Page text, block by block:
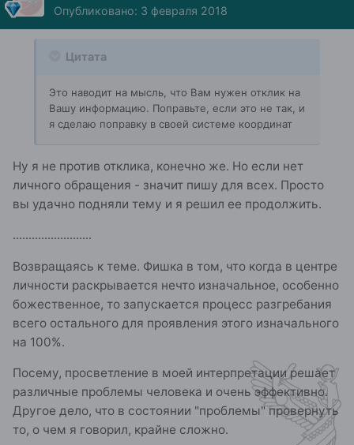
Опубликовано: 3 февраля 2018
Цитата
Это наводит на мысль, что Вам нужен отклик на
Вашу информацию. Поправьте, если это не так, и
я сделаю поправку в своей системе координат
Ну я не против отклика, конечно же. Но если нет
личного обращения - значит пишу для всех. Просто
вы удачно подняли тему и я решил ее продолжить.
.........................
Возвращаясь к теме. Фишка в том, что когда в центре
личности раскрывается нечто изначальное, особенно
божественное, то запускается процесс разгребания
всего остального для проявления этого изначального
на 100%.
Посему, просветление в моей интерпретации решает
различные проблемы человека и очень эффективно.
Другое дело, что в состоянии "проблемы" провернуть
то, о чем я говорил, крайне сложно.